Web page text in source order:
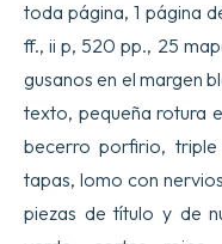
la
china,
enriquecida
con
mapas
generales
particulares
de
estos
toda página, 1 página
ff., ii p, 520 pp., 25
gusanos en el margen
texto, pequeña rotura
becerro porfirio,
tapas, lomo con
piezas de título y de